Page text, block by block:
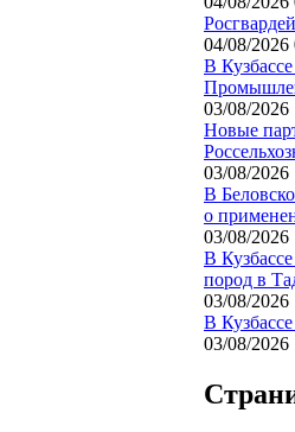
04/08/2026
В
03/08/2026
Новые
03/08/2026
В
о
03/08/2026
В
пород в
03/08/2026
В
03/08/2026